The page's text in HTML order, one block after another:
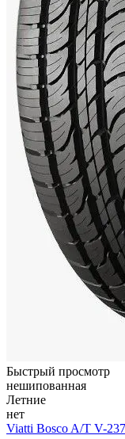
Быстрый просмотр
нешипованная
Летние
нет
Viatti Bosco A/T V-